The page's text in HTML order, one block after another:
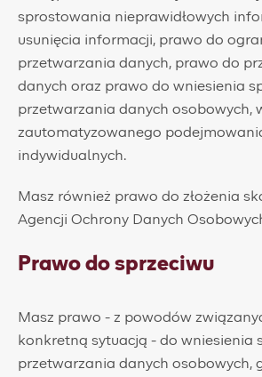
sprostowania nieprawidłowych
usunięcia informacji, prawo do
przetwarzania danych, prawo do
danych oraz prawo do wniesienia
przetwarzania danych osobowych,
zautomatyzowanego
indywidualnych.
Masz również prawo do złożenia
Agencji Ochrony Danych
Prawo do sprzeciwu
Masz prawo - z powodów
konkretną sytuacją - do wniesienia
przetwarzania danych osobowych,